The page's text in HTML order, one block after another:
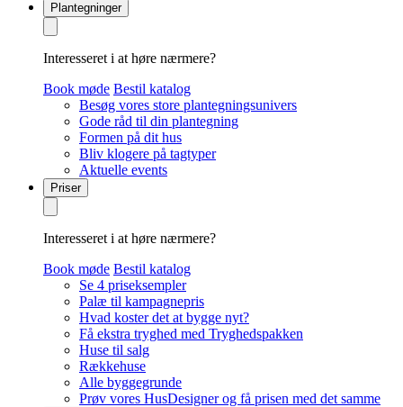
Plantegninger
Interesseret i at høre nærmere?
Book møde Bestil katalog
Besøg vores store plantegningsunivers
Gode råd til din plantegning
Formen på dit hus
Bliv klogere på tagtyper
Aktuelle events
Priser
Interesseret i at høre nærmere?
Book møde Bestil katalog
Se 4 priseksempler
Palæ til kampagnepris
Hvad koster det at bygge nyt?
Få ekstra tryghed med Tryghedspakken
Huse til salg
Rækkehuse
Alle byggegrunde
Prøv vores HusDesigner og få prisen med det samme